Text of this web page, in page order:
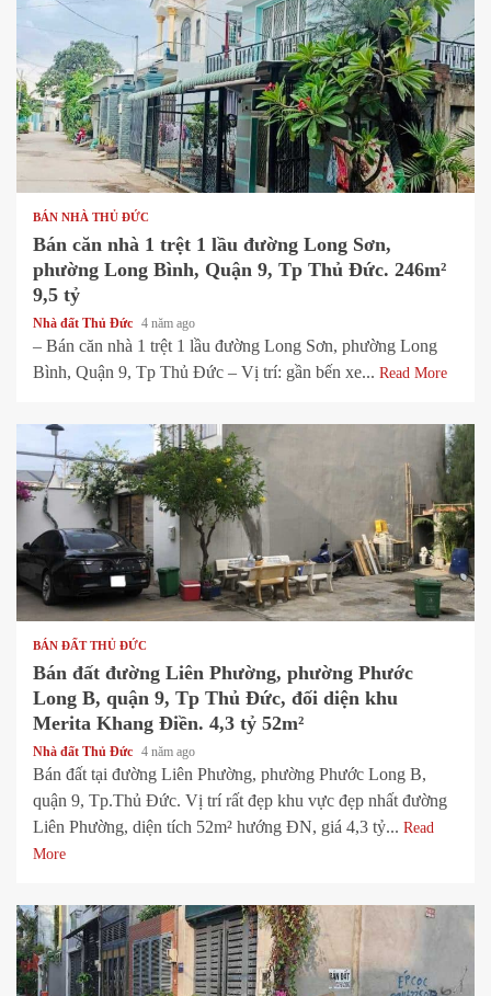
1 min read
BÁN NHÀ THỦ ĐỨC
Bán căn nhà 1 trệt 1 lầu đường Long Sơn,
phường Long Bình, Quận 9, Tp Thủ Đức. 246m²
9,5 tỷ
Nhà đất Thủ Đức 4 năm ago
– Bán căn nhà 1 trệt 1 lầu đường Long Sơn, phường Long
Bình, Quận 9, Tp Thủ Đức – Vị trí: gần bến xe... Read More
1 min read
BÁN ĐẤT THỦ ĐỨC
Bán đất đường Liên Phường, phường Phước
Long B, quận 9, Tp Thủ Đức, đối diện khu
Merita Khang Điền. 4,3 tỷ 52m²
Nhà đất Thủ Đức 4 năm ago
Bán đất tại đường Liên Phường, phường Phước Long B,
quận 9, Tp.Thủ Đức. Vị trí rất đẹp khu vực đẹp nhất đường
Liên Phường, diện tích 52m² hướng ĐN, giá 4,3 tỷ... Read
More